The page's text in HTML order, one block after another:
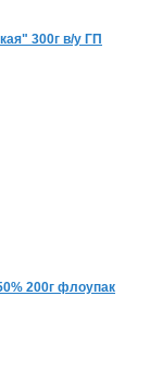
300г в/у ГП
200г флоупак